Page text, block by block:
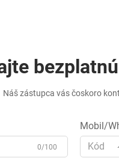
Náš zástupca vás čoskoro
0/100
Mobil/
Kód